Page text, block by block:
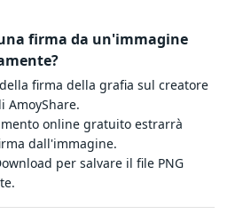
firma da un'immagine
firma della grafia sul creatore
AmoyShare.
online gratuito estrarrà
dall'immagine.
per salvare il file PNG